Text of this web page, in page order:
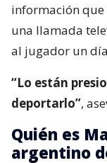
información
una llamada
al jugador un
“Lo están
deportarlo”,
Quién es
argentino